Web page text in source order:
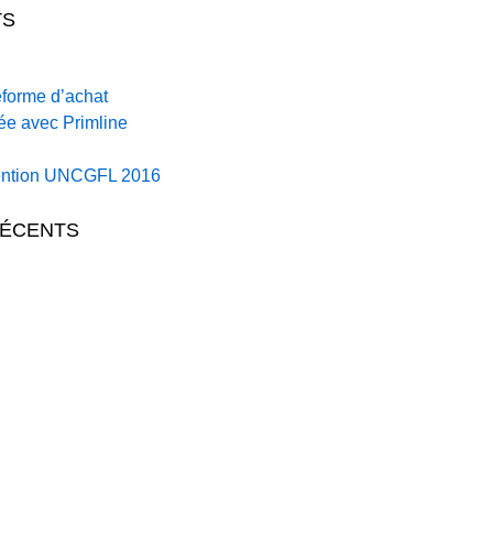
d’achat
avec Primline
UNCGFL 2016